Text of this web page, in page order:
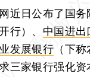
日公布了国务
行）、 中国进出
发展银行 （下
三家银行强化